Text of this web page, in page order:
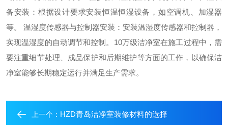
备安装：根据设计要求安装恒温恒湿设备，如空调机、加湿器
等。
温湿度传感器与控制器安装：安装温湿度传感器和控制器，
实现温湿度的自动调节和控制。 10万级洁净室在施工过程中，需
要注重细节处理、成品保护和后期维护等方面的工作，以确保洁
净室能够长期稳定运行并满足生产需求。
上一个： HZD青岛洁净室装修材料的选择